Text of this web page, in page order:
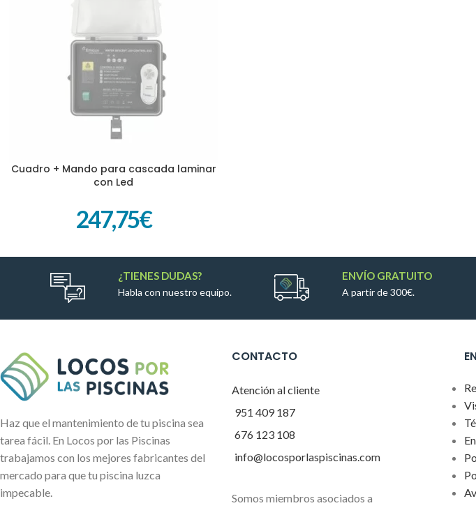
AÑADIR AL CARRITO
Cuadro + Mando para cascada laminar
con Led
247,75€
¿TIENES DUDAS?
Habla con nuestro equipo.
ENVÍO GRATUITO
A partir de 300€.
Haz que el mantenimiento de tu piscina sea
tarea fácil. En Locos por las Piscinas
trabajamos con los mejores fabricantes del
mercado para que tu piscina luzca
impecable.
CONTACTO
Atención al cliente
951 409 187
676 123 108
info@locosporlaspiscinas.com
Somos miembros asociados a